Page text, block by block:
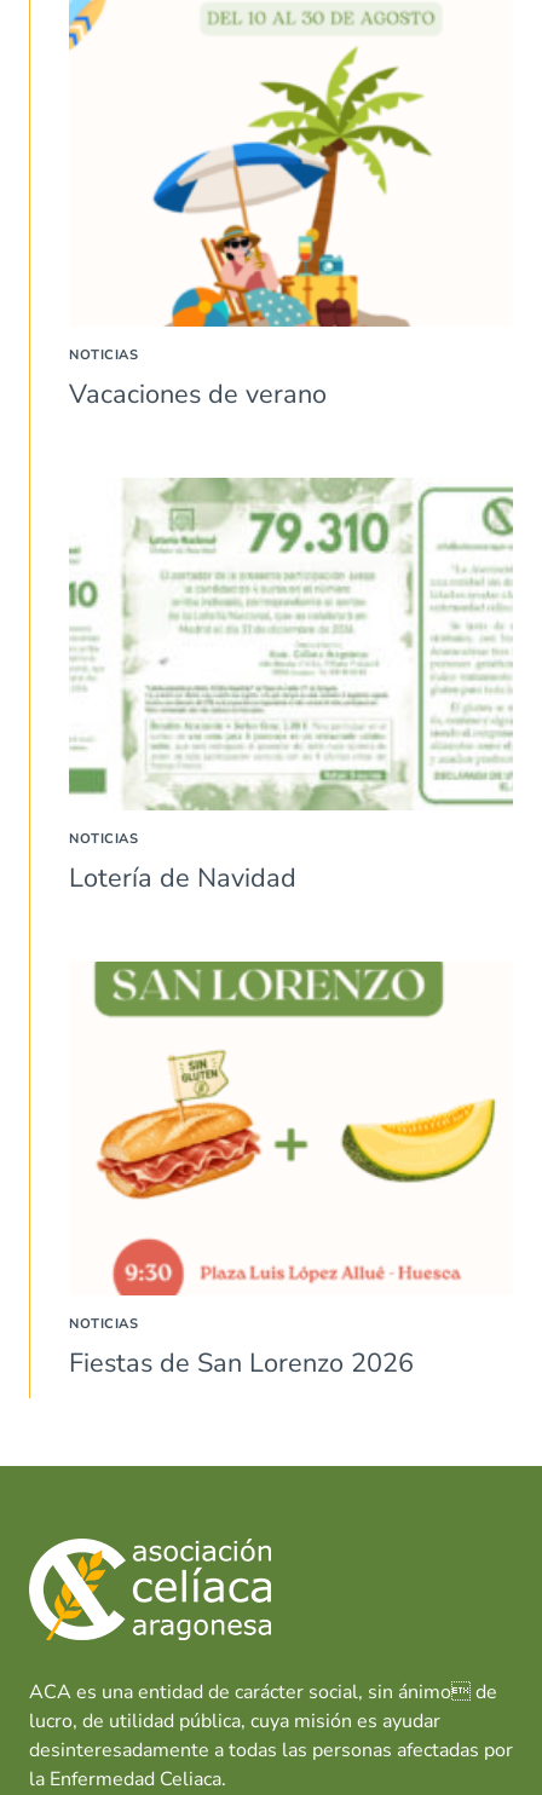
NOTICIAS
Vacaciones de verano
NOTICIAS
Lotería de Navidad
NOTICIAS
Fiestas de San Lorenzo 2026
ACA es una entidad de carácter social, sin ánimo de
lucro, de utilidad pública, cuya misión es ayudar
desinteresadamente a todas las personas afectadas por
la Enfermedad Celiaca.